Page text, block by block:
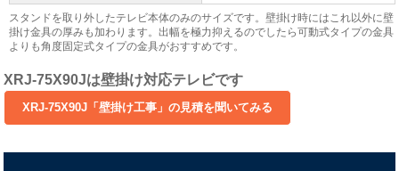
スタンドを取り外したテレビ本体のみのサイズです。壁掛け時にはこれ以外に壁
掛け金具の厚みも加わります。出幅を極力抑えるのでしたら可動式タイプの金具
よりも角度固定式タイプの金具がおすすめです。
XRJ-75X90Jは壁掛け対応テレビです